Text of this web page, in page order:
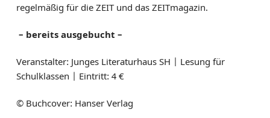
regelmäßig für die ZEIT und das ZEITmagazin.
– bereits ausgebucht –
Veranstalter: Junges Literaturhaus SH | Lesung für
Schulklassen | Eintritt: 4 €
© Buchcover: Hanser Verlag